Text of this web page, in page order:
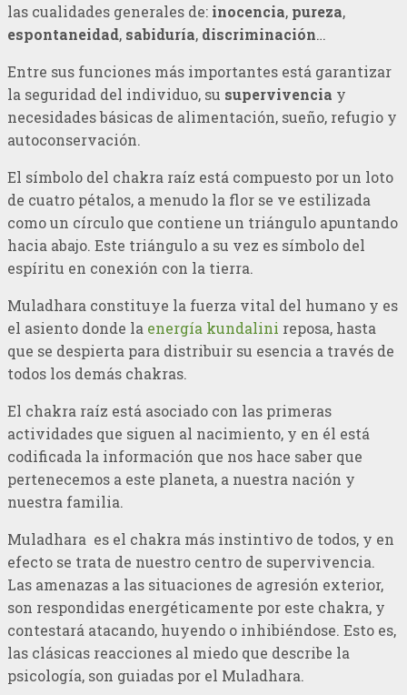
las cualidades generales de: inocencia, pureza,
espontaneidad, sabiduría, discriminación…
Entre sus funciones más importantes está garantizar
la seguridad del individuo, su supervivencia y
necesidades básicas de alimentación, sueño, refugio y
autoconservación.
El símbolo del chakra raíz está compuesto por un loto
de cuatro pétalos, a menudo la flor se ve estilizada
como un círculo que contiene un triángulo apuntando
hacia abajo. Este triángulo a su vez es símbolo del
espíritu en conexión con la tierra.
Muladhara constituye la fuerza vital del humano y es
el asiento donde la energía kundalini reposa, hasta
que se despierta para distribuir su esencia a través de
todos los demás chakras.
El chakra raíz está asociado con las primeras
actividades que siguen al nacimiento, y en él está
codificada la información que nos hace saber que
pertenecemos a este planeta, a nuestra nación y
nuestra familia.
Muladhara es el chakra más instintivo de todos, y en
efecto se trata de nuestro centro de supervivencia.
Las amenazas a las situaciones de agresión exterior,
son respondidas energéticamente por este chakra, y
contestará atacando, huyendo o inhibiéndose. Esto es,
las clásicas reacciones al miedo que describe la
psicología, son guiadas por el Muladhara.